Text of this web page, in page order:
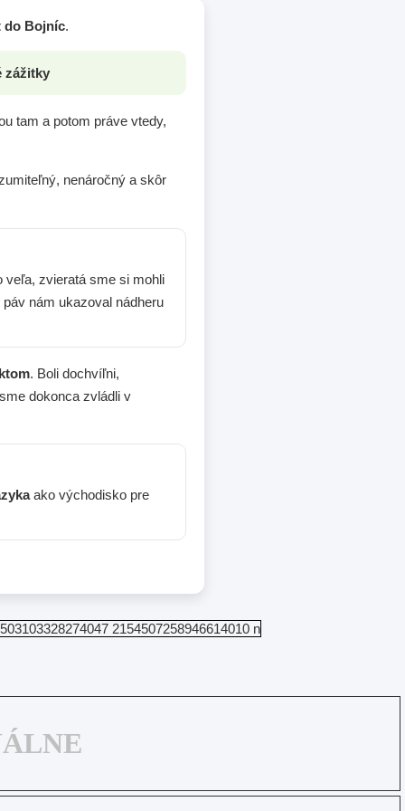
do Bojníc.
zážitky
tam a potom práve vtedy,
nenáročný a skôr
veľa, zvieratá sme si mohli
nám ukazoval nádheru
. Boli dochvíľni,
dokonca zvládli v
ako východisko pre